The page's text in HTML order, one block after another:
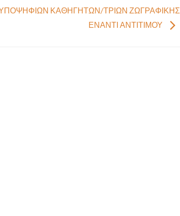
ΚΑΘΗΓΗΤΩΝ/ΤΡΙΩΝ ΖΩΓΡΑΦΙΚΗΣ
ΕΝΑΝΤΙ ΑΝΤΙΤΙΜΟΥ